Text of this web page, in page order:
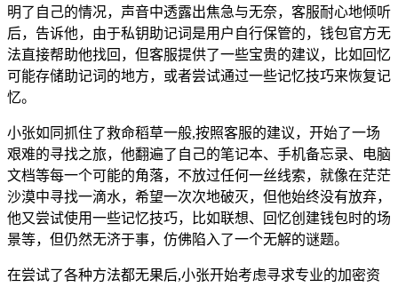
明了自己的情况，声音中透露出焦急与无奈，客服耐心地倾听
后，告诉他，由于私钥助记词是用户自行保管的，钱包官方无
法直接帮助他找回，但客服提供了一些宝贵的建议，比如回忆
可能存储助记词的地方，或者尝试通过一些记忆技巧来恢复记
忆。
小张如同抓住了救命稻草一般,按照客服的建议，开始了一场
艰难的寻找之旅，他翻遍了自己的笔记本、手机备忘录、电脑
文档等每一个可能的角落，不放过任何一丝线索，就像在茫茫
沙漠中寻找一滴水，希望一次次地破灭，但他始终没有放弃，
他又尝试使用一些记忆技巧，比如联想、回忆创建钱包时的场
景等，但仍然无济于事，仿佛陷入了一个无解的谜题。
在尝试了各种方法都无果后,小张开始考虑寻求专业的加密资